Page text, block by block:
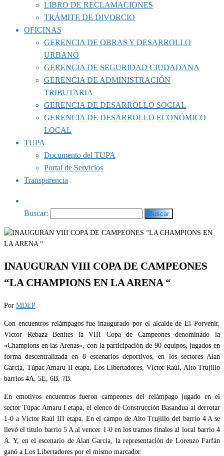
LIBRO DE RECLAMACIONES
TRÁMITE DE DIVORCIO
OFICINAS
GERENCIA DE OBRAS Y DESARROLLO
URBANO
GERENCIA DE SEGURIDAD CIUDADANA
GERENCIA DE ADMINISTRACIÓN
TRIBUTARIA
GERENCIA DE DESARROLLO SOCIAL
GERENCIA DE DESARROLLO ECONÓMICO
LOCAL
TUPA
Documento del TUPA
Portal de Servicios
Transparencia
Buscar:
INAUGURAN VIII COPA DE CAMPEONES
“LA CHAMPIONS EN LA ARENA “
Por MDEP
Con encuentros relámpagos fue inaugurado por el alcalde de El Porvenir,
Víctor Rebaza Benites la VIII Copa de Campeones denominado la
«Champions en las Arenas», con la participación de 90 equipos, jugados en
forma descentralizada en 8 escenarios deportivos, en los sectores Alan
García, Túpac Amaru II etapa, Los Libertadores, Víctor Raúl, Alto Trujillo
barrios 4A, 5E, 6B, 7B.
En emotivos encuentros fueron campeones del relámpago jugado en el
sector Túpac Amaru I etapa, el elenco de Construcción Basandua al derrotar
1-0 a Víctor Raúl III etapa. En el campo de Alto Trujillo del barrio 4 A se
llevó el titulo barrio 5 A al vencer 1-0 en los tramos finales al local barrio 4
A. Y, en el escenario de Alan García, la representación de Lorenzo Farfán
ganó a Los Libertadores por el mismo marcador.